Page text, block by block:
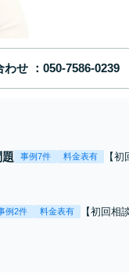
わせ
事例7件 料金表有
【
を目
例2件 料金表有
【初回相